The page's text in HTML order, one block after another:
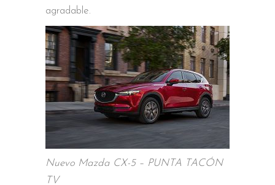
agradable.
Nuevo Mazda CX-5 – PUNTA TACÓN
TV